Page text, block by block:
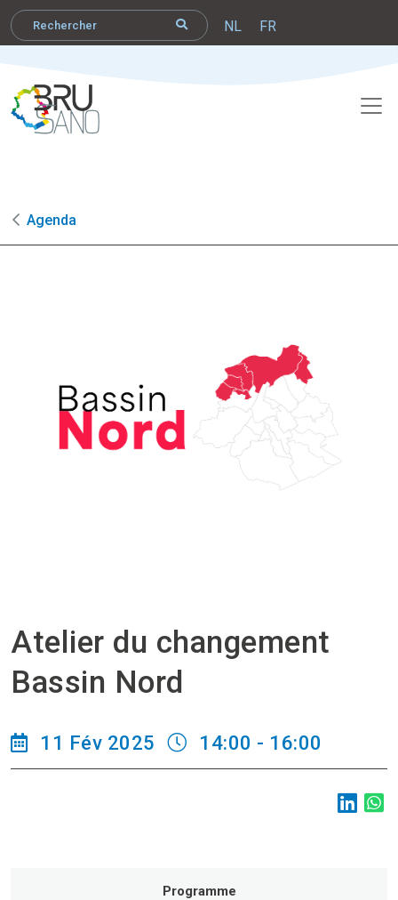
NL FR
Agenda
Atelier du changement
Bassin Nord
11 Fév 2025 14:00 - 16:00
Programme